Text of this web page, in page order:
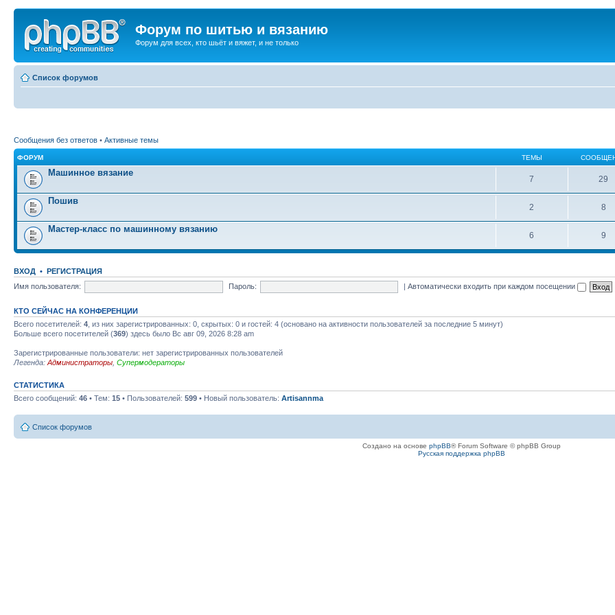
Форум по шитью и вязанию
Форум для всех, кто шьёт и вяжет, и не только
Список форумов
Сообщения без ответов • Активные темы
ФОРУМ ТЕМЫ
Машинное вязание
7 29
Пошив
2 8
Мастер-класс по машинному вязанию
6 9
ВХОД • РЕГИСТРАЦИЯ
Имя пользователя:
Пароль: |Автоматически входить при каждом посещении
КТО СЕЙЧАС НА КОНФЕРЕНЦИИ
Всего посетителей: 4 , из них зарегистрированных: 0, скрытых: 0 и гостей: 4 (основано на активности пользователей за последние 5 минут)
Больше всего посетителей (369) здесь было Вс авг 09, 2026 8:28 am
Зарегистрированные пользователи: нет зарегистрированных пользователей
Легенда: Администраторы Супермодераторы
СТАТИСТИКА
Всего сообщений: 46 • Тем: 15 • Пользователей: 599 • Новый пользователь: Artisannma
Список форумов
Создано на основе phpBB® Forum Software © phpBB Group
Русская поддержка phpBB